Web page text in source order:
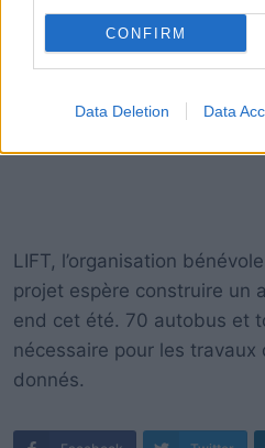
CONFIRM
Data Deletion Data
LIFT, l’organisation
projet espère construire un
end cet été. 70 autobus et
nécessaire pour les
donnés.